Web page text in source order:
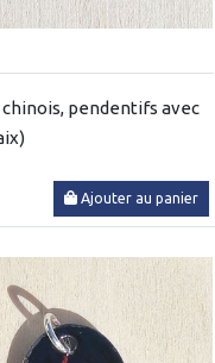
pendentifs avec
Ajouter au panier